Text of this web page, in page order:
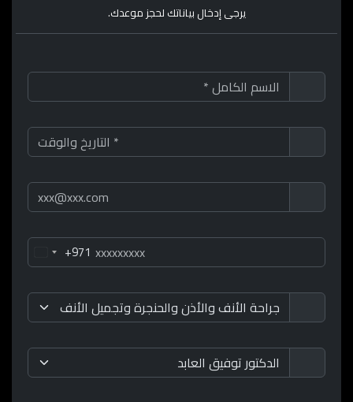
يرجى إدخال بياناتك لحجز موعدك.
+971